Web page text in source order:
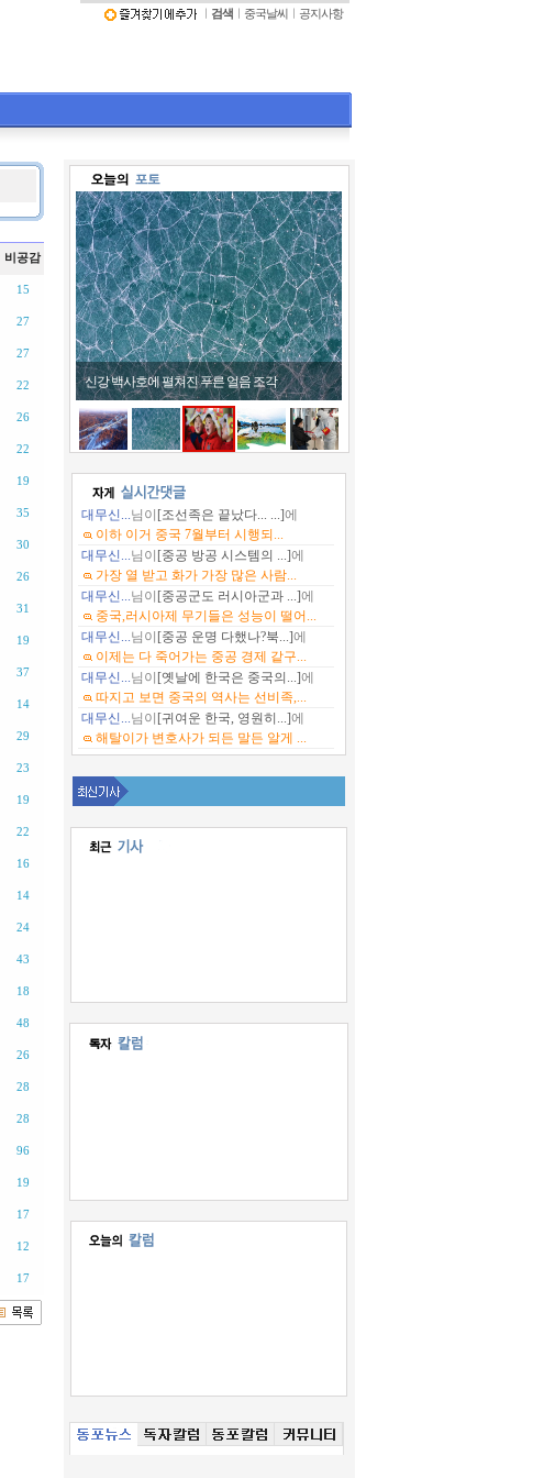
검색 중국날씨 공지사항
비공감
15
27
27
22
26
22
19
35
30
26
31
19
37
14
29
23
19
22
16
14
24
43
18
48
26
28
28
96
19
17
12
17
신강 백사호에 펼쳐진 푸른 얼음 조각
대무신...님이 [조선족은 끝났다... ...]에
이하 이거 중국 7월부터 시행되...
대무신...님이 [중공 방공 시스템의 ...]에
가장 열 받고 화가 가장 많은 사람...
대무신...님이 [중공군도 러시아군과 ...]에
중국,러시아제 무기들은 성능이 떨어...
대무신...님이 [중공 운명 다했나?북...]에
이제는 다 죽어가는 중공 경제 같구...
대무신...님이 [옛날에 한국은 중국의...]에
따지고 보면 중국의 역사는 선비족,...
대무신...님이 [귀여운 한국, 영원히...]에
해탈이가 변호사가 되든 말든 알게 ...